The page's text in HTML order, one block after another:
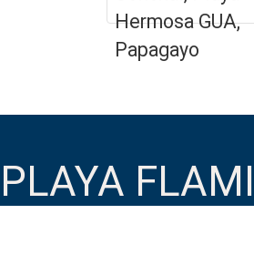
Hermosa GUA,
Papagayo
PLAYA